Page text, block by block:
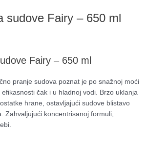
sudove Fairy – 650 ml
Fairy – 650 ml
pranje sudova poznat je po snažnoj moći
čak i u hladnoj vodi. Brzo uklanja
hrane, ostavljajući sudove blistavo
Zahvaljujući koncentrisanoj formuli,